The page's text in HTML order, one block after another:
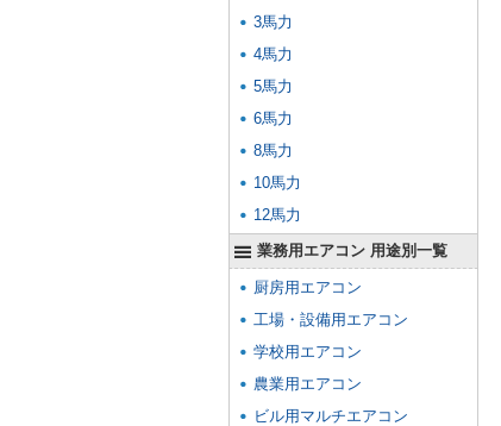
3馬力
4馬力
5馬力
6馬力
8馬力
10馬力
12馬力
業務用エアコン 用途別一覧
厨房用エアコン
工場・設備用エアコン
学校用エアコン
農業用エアコン
ビル用マルチエアコン